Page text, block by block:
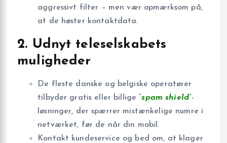
aggressivt filter – men vær opmærksom på,
at de høster kontaktdata.
2. Udnyt teleselskabets
muligheder
De fleste danske og belgiske operatører
tilbyder gratis eller billige “spam shield”-
løsninger, der spærrer mistænkelige numre i
netværket, før de når din mobil.
Kontakt kundeservice og bed om, at klager